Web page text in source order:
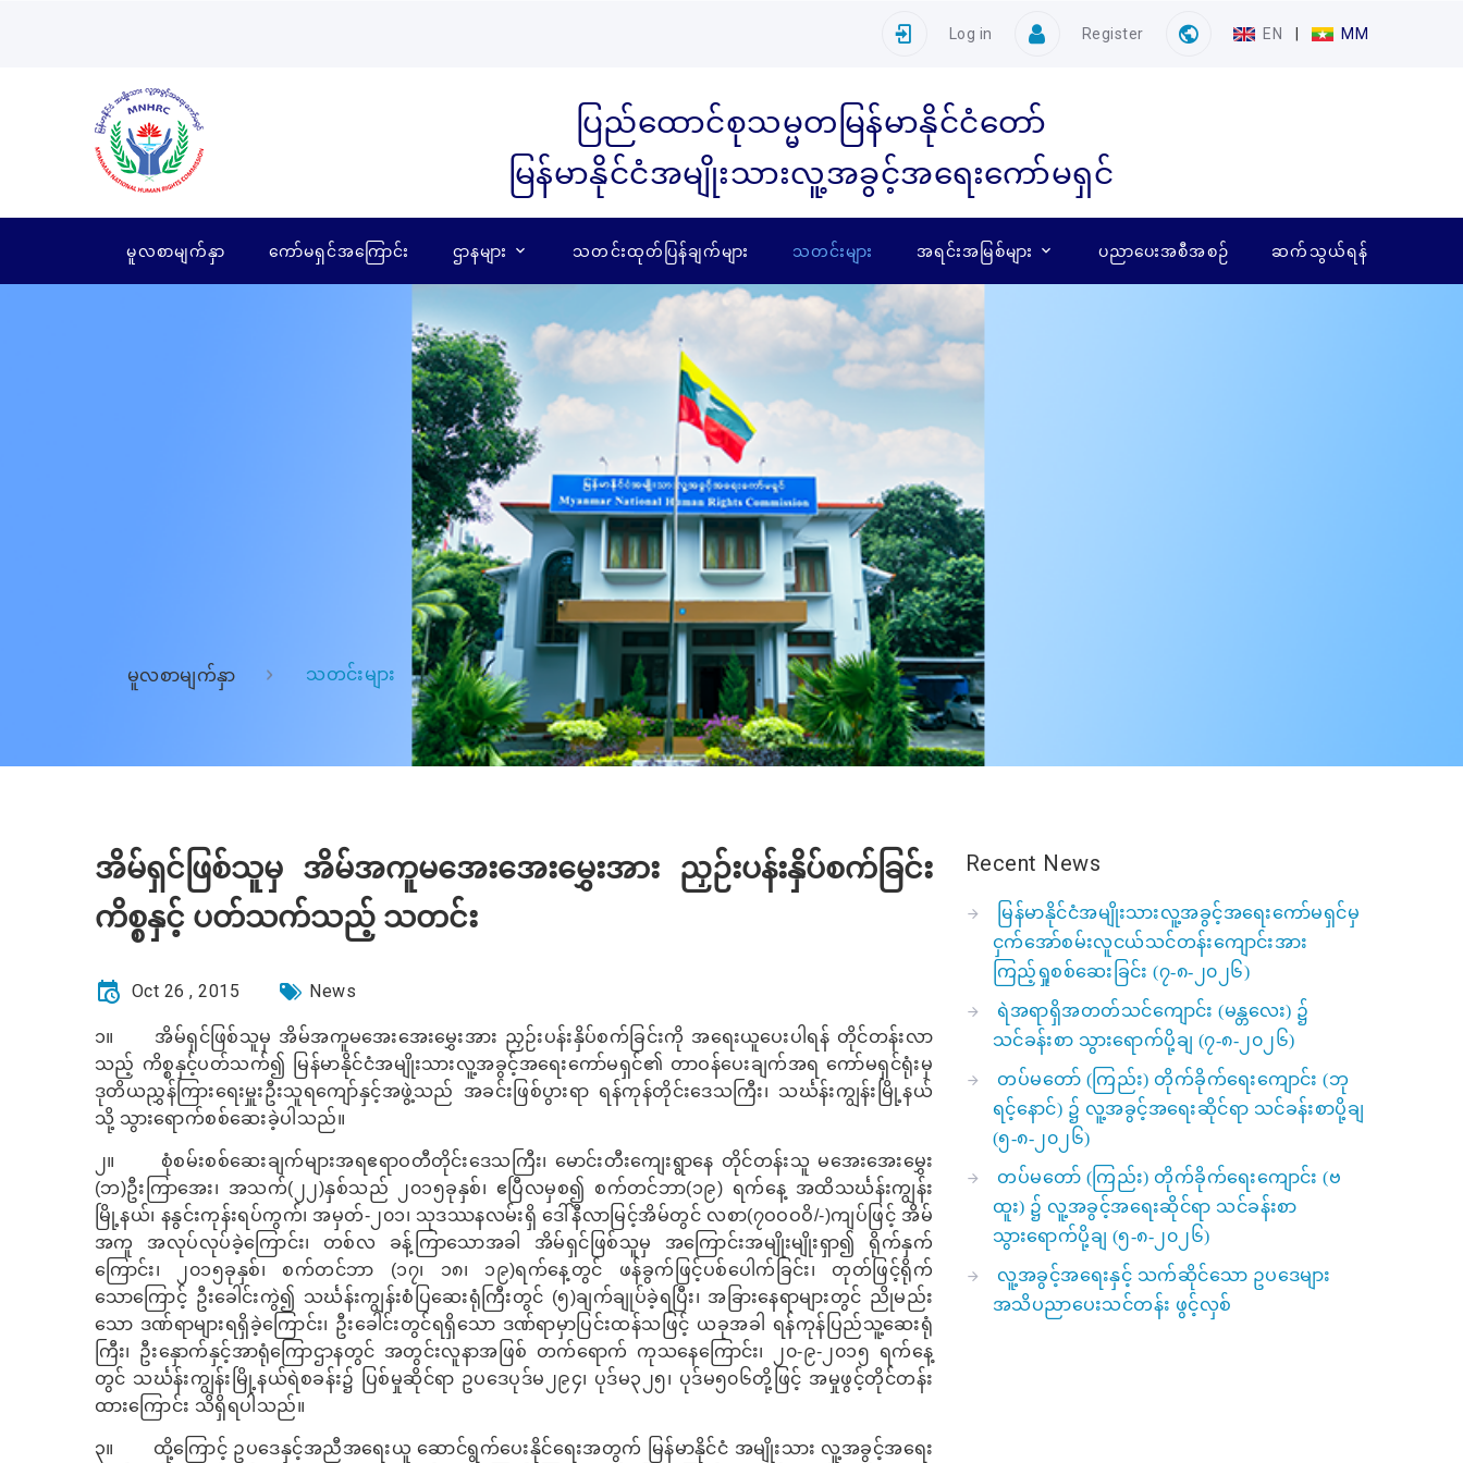
Log in Register EN | MM
ပြည်ထောင်စုသမ္မတမြန်မာနိုင်ငံတော်
မြန်မာနိုင်ငံအမျိုးသားလူ့အခွင့်အရေးကော်မရှင်
မူလစာမျက်နှာ ကော်မရှင်အကြောင်း ဌာနများ သတင်းထုတ်ပြန်ချက်များ သတင်းများ အရင်းအမြစ်များ ပညာပေးအစီအစဉ် ဆက်သွယ်ရန်
မူလစာမျက်နှာ သတင်းများ
အိမ်ရှင်ဖြစ်သူမှ အိမ်အကူမအေးအေးမွှေးအား ညှဉ်းပန်းနှိပ်စက်ခြင်း
ကိစ္စနှင့် ပတ်သက်သည့် သတင်း
Oct 26 , 2015 News
၁။ အိမ်ရှင်ဖြစ်သူမှ အိမ်​အကူမအေးအေးမွှေးအား ညှဉ်းပန်းနှိပ်စက်ခြင်းကို အရေးယူပေးပါရန် တိုင်တန်းလာ
သည့် ကိစ္စနှင့်ပတ်သက်၍ မြန်မာနိုင်ငံအမျိုးသားလူ့အခွင့်အရေးကော်မရှင်၏ တာဝန်ပေးချက်အရ ကော်မရှင်ရုံးမှ
ဒုတိယညွှန်ကြားရေးမှူးဦးသူရကျော်နှင့်အဖွဲ့သည် အခင်းဖြစ်ပွားရာ ရန်ကုန်တိုင်းဒေသကြီး၊ သင်္ဃန်းကျွန်းမြို့နယ်
သို့ သွားရောက်စစ်ဆေးခဲ့ပါသည်။
၂။
စုံစမ်းစစ်ဆေးချက်များအရဧရာဝတီတိုင်းဒေသကြီး၊ မောင်းတီးကျေးရွာနေ တိုင်တန်းသူ မအေးအေးမွှေး
(ဘ)ဦးကြာအေး၊ အသက်(၂၂)နှစ်သည် ၂၀၁၅ခုနှစ်၊ ဧပြီလမှစ၍ စက်တင်ဘာ(၁၉) ရက်နေ့ အထိသင်္ဃန်းကျွန်း
မြို့နယ်၊ နနွင်းကုန်းရပ်ကွက်၊ အမှတ်-၂၀၁၊ သုဒဿနလမ်းရှိ ဒေါ်နီလာမြင့်အိမ်တွင် လစာ(၇ဝဝဝဝိ/-)ကျပ်ဖြင့် အိမ်​
အကူ အလုပ်လုပ်ခဲ့ကြောင်း၊ တစ်လ ခန့်ကြာသောအခါ အိမ်ရှင်ဖြစ်သူမှ အကြောင်းအမျိုးမျိုးရှာ၍ ရိုက်နှက်
ကြောင်း၊ ၂၀၁၅ခုနှစ်၊ စက်တင်ဘာ (၁၇၊ ၁၈၊ ၁၉)ရက်နေ့တွင် ဖန်ခွက်ဖြင့်ပစ်ပေါက်ခြင်း၊ တုတ်ဖြင့်ရိုက်
သောကြောင့် ဦးခေါင်းကွဲ၍ သင်္ဃန်းကျွန်းစံပြဆေးရုံကြီးတွင် (၅)ချက်ချုပ်ခဲ့ရပြီး၊ အခြားနေရာများတွင် ညိုမည်း
သော ဒဏ်ရာများရရှိခဲ့ကြောင်း၊ ဦးခေါင်းတွင်ရရှိသော ဒဏ်ရာမှာပြင်းထန်သဖြင့် ယခုအခါ ရန်ကုန်ပြည်သူ့ဆေးရုံ
ကြီး၊ ဦးနှောက်နှင့်အာရုံကြောဌာနတွင် အတွင်းလူနာအဖြစ် တက်ရောက် ကုသနေကြောင်း၊ ၂၀-၉-၂၀၁၅ ရက်နေ့
တွင် သင်္ဃန်းကျွန်းမြို့နယ်ရဲစခန်း၌ ပြစ်မှုဆိုင်ရာ ဥပဒေပုဒ်မ၂၉၄၊ ပုဒ်မ၃၂၅၊ ပုဒ်မ၅၀၆တို့ဖြင့် အမှုဖွင့်တိုင်တန်း
ထားကြောင်း သိရှိရပါသည်။
၃။
ထို့ကြောင့် ဥပဒေနှင့်အညီအရေးယူ ဆောင်ရွက်ပေးနိုင်ရေးအတွက် မြန်မာနိုင်ငံ အမျိုးသား လူ့အခွင့်အရေး
Recent News
မြန်မာနိုင်ငံအမျိုးသားလူ့အခွင့်အရေးကော်မရှင်မှ
ငှက်အော်စမ်းလူငယ်သင်တန်းကျောင်းအား
ကြည့်ရှုစစ်ဆေးခြင်း (၇-၈-၂၀၂၆)
ရဲအရာရှိအတတ်သင်ကျောင်း (မန္တလေး) ၌
သင်ခန်းစာ သွားရောက်ပို့ချ (၇-၈-၂၀၂၆)
တပ်မတော် (ကြည်း) တိုက်ခိုက်ရေးကျောင်း (ဘု
ရင့်နောင်) ၌ လူ့အခွင့်အရေးဆိုင်ရာ သင်ခန်းစာပို့ချ
(၅-၈-၂၀၂၆)
တပ်မတော် (ကြည်း) တိုက်ခိုက်ရေးကျောင်း (ဗ
ထူး) ၌ လူ့အခွင့်အရေးဆိုင်ရာ သင်ခန်းစာ
သွားရောက်ပို့ချ (၅-၈-၂၀၂၆)
လူ့အခွင့်အရေးနှင့် သက်ဆိုင်သော ဥပဒေများ
အသိပညာပေးသင်တန်း ဖွင့်လှစ်